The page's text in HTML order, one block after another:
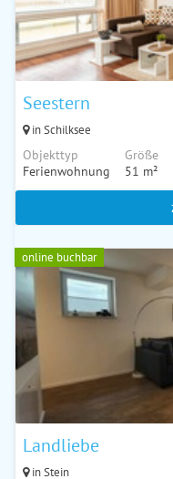
Seestern
in Schilksee
Objekttyp
Ferienwohnung
Größe
51 m²
online buchbar
Landliebe
in Stein